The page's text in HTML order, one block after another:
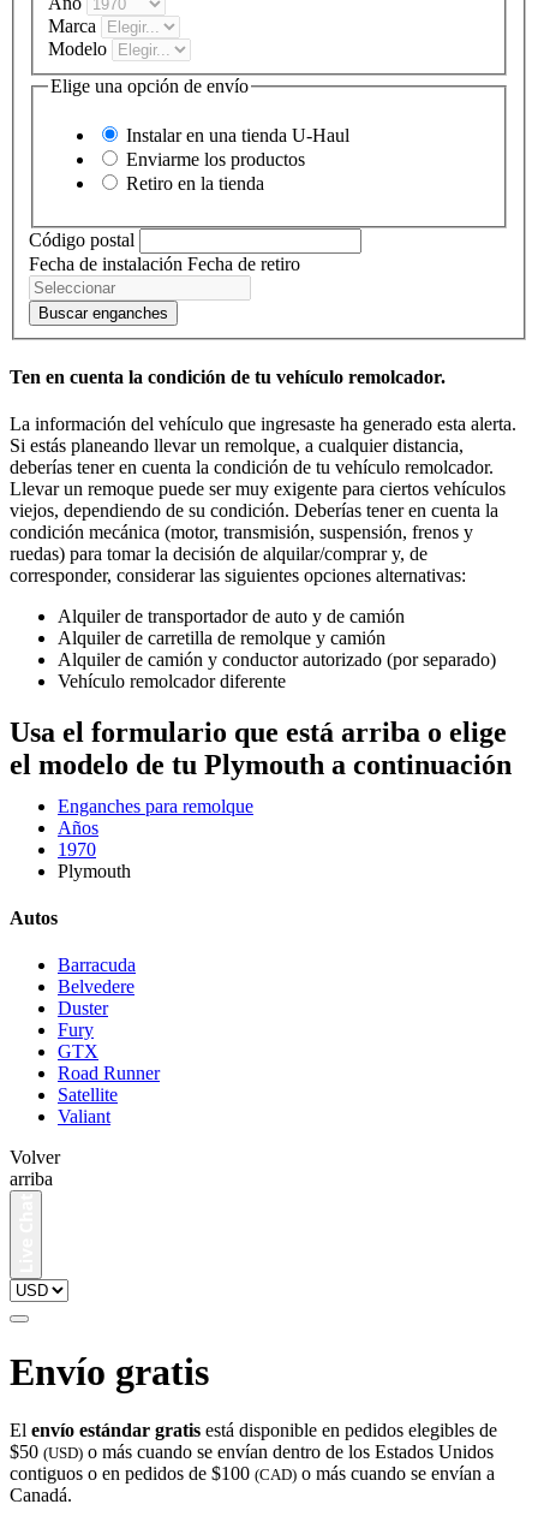
Marca
Modelo
Elige una opción de envío
Instalar en una tienda U-Haul
Enviarme los productos
Retiro en la tienda
Código postal
Fecha de instalación Fecha de retiro
Buscar enganches
Ten en cuenta la condición de tu vehículo remolcador.
La información del vehículo que ingresaste ha generado esta alerta.
Si estás planeando llevar un remolque, a cualquier distancia,
deberías tener en cuenta la condición de tu vehículo remolcador.
Llevar un remoque puede ser muy exigente para ciertos vehículos
viejos, dependiendo de su condición. Deberías tener en cuenta la
condición mecánica (motor, transmisión, suspensión, frenos y
ruedas) para tomar la decisión de alquilar/comprar y, de
corresponder, considerar las siguientes opciones alternativas:
Alquiler de transportador de auto y de camión
Alquiler de carretilla de remolque y camión
Alquiler de camión y conductor autorizado (por separado)
Vehículo remolcador diferente
Usa el formulario que está arriba o elige
el modelo de tu Plymouth a continuación
Enganches para remolque
Años
1970
Plymouth
Autos
Barracuda
Belvedere
Duster
Fury
GTX
Road Runner
Satellite
Valiant
Volver
arriba
Envío gratis
El envío estándar gratis está disponible en pedidos elegibles de
$50 (USD) o más cuando se envían dentro de los Estados Unidos
contiguos o en pedidos de $100 (CAD) o más cuando se envían a
Canadá.